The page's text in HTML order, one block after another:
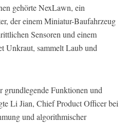
gehörte NexLawn, ein
der einem Miniatur-Baufahrzeug
Sensoren und einem
Unkraut, sammelt Laub und
grundlegende Funktionen und
Li Jian, Chief Product Officer bei
und algorithmischer